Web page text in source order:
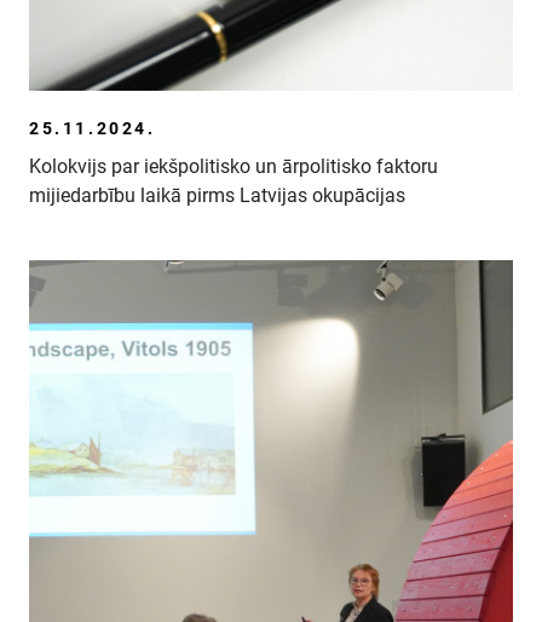
25.11.2024.
Kolokvijs par iekšpolitisko un ārpolitisko faktoru
mijiedarbību laikā pirms Latvijas okupācijas